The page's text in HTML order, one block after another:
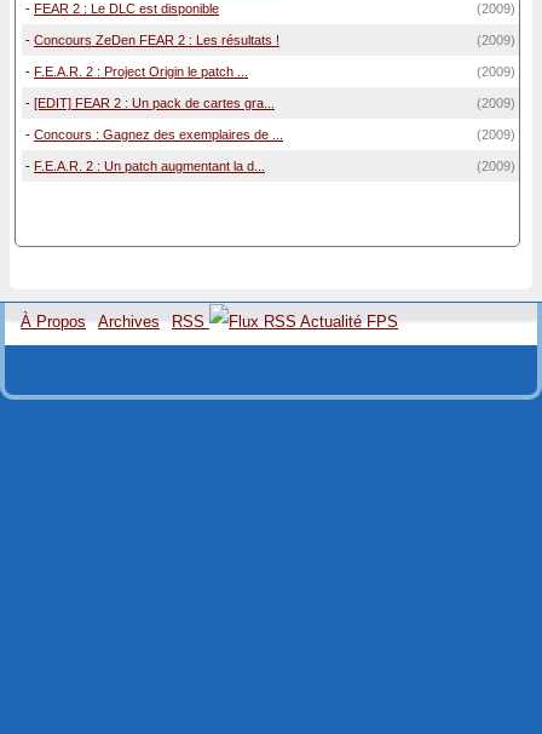
- FEAR 2 : Le DLC est disponible (2009)
- Concours ZeDen FEAR 2 : Les résultats ! (2009)
- F.E.A.R. 2 : Project Origin le patch ... (2009)
- [EDIT] FEAR 2 : Un pack de cartes gra... (2009)
- Concours : Gagnez des exemplaires de ... (2009)
- F.E.A.R. 2 : Un patch augmentant la d... (2009)
À Propos Archives RSS